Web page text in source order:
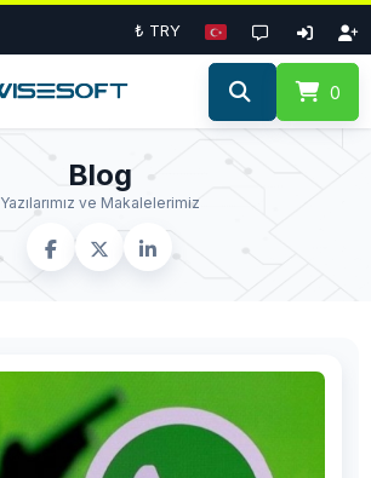
₺ TRY
0
Blog
Yazılarımız ve Makalelerimiz